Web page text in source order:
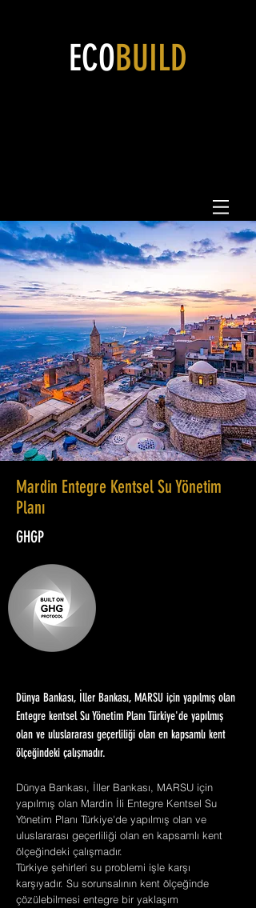
ECOBUILD
Mardin Entegre Kentsel Su Yönetim
Planı
GHGP
Dünya Bankası, İller Bankası, MARSU için yapılmış olan
Entegre kentsel Su Yönetim Planı Türkiye'de yapılmış
olan ve uluslararası geçerliliği olan en kapsamlı kent
ölçeğindeki çalışmadır.
Dünya Bankası, İller Bankası, MARSU için
yapılmış olan Mardin İli Entegre Kentsel Su
Yönetim Planı Türkiye'de yapılmış olan ve
uluslararası geçerliliği olan en kapsamlı kent
ölçeğindeki çalışmadır.
Türkiye şehirleri su problemi işle karşı
karşıyadır. Su sorunsalının kent ölçeğinde
çözülebilmesi entegre bir yaklaşım